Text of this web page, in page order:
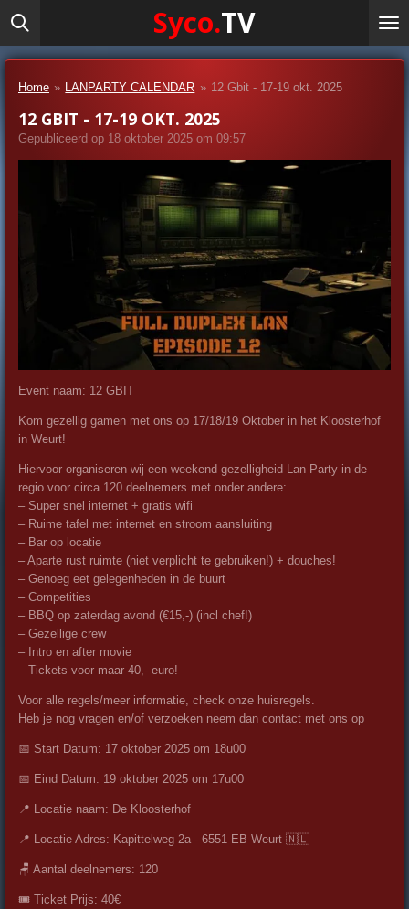
Ga
direct
naar
hoofdinhoud
Syco.TV
Home » LANPARTY CALENDAR » 12 Gbit - 17-19 okt. 2025
12 GBIT - 17-19 OKT. 2025
Gepubliceerd op 18 oktober 2025 om 09:57
Event naam: 12 GBIT
Kom gezellig gamen met ons op 17/18/19 Oktober in het Kloosterhof
in Weurt!
Hiervoor organiseren wij een weekend gezelligheid Lan Party in de
regio voor circa 120 deelnemers met onder andere:
– Super snel internet + gratis wifi
– Ruime tafel met internet en stroom aansluiting
– Bar op locatie
– Aparte rust ruimte (niet verplicht te gebruiken!) + douches!
– Genoeg eet gelegenheden in de buurt
– Competities
– BBQ op zaterdag avond (€15,-) (incl chef!)
– Gezellige crew
– Intro en after movie
– Tickets voor maar 40,- euro!
Voor alle regels/meer informatie, check onze huisregels.
Heb je nog vragen en/of verzoeken neem dan contact met ons op
📅 Start Datum: 17 oktober 2025 om 18u00
📅 Eind Datum: 19 oktober 2025 om 17u00
📍 Locatie naam: De Kloosterhof
📍 Locatie Adres: Kapittelweg 2a - 6551 EB Weurt 🇳🇱
🪑 Aantal deelnemers: 120
🎟️ Ticket Prijs: 40€